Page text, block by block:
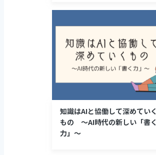
知識はAIと協働して深めていく
もの 〜AI時代の新しい「書く
力」〜